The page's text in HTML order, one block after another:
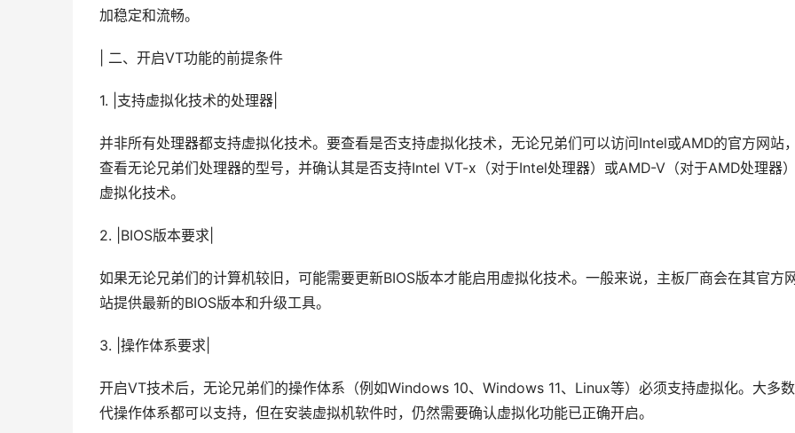
加稳定和流畅。
| 二、开启VT功能的前提条件
1. |支持虚拟化技术的处理器|
并非所有处理器都支持虚拟化技术。要查看是否支持虚拟化技术，无论兄弟们可以访问Intel或AMD的官方网站
查看无论兄弟们处理器的型号，并确认其是否支持Intel VT-x（对于Intel处理器）或AMD-V（对于AMD处理器
虚拟化技术。
2. |BIOS版本要求|
如果无论兄弟们的计算机较旧，可能需要更新BIOS版本才能启用虚拟化技术。一般来说，主板厂商会在其官方
站提供最新的BIOS版本和升级工具。
3. |操作体系要求|
开启VT技术后，无论兄弟们的操作体系（例如Windows 10、Windows 11、Linux等）必须支持虚拟化。大多
代操作体系都可以支持，但在安装虚拟机软件时，仍然需要确认虚拟化功能已正确开启。